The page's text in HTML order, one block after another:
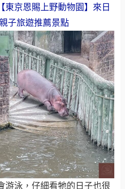
東京恩賜上野動物園】來日
子旅遊推薦景點
游泳，仔細看牠的日子也很